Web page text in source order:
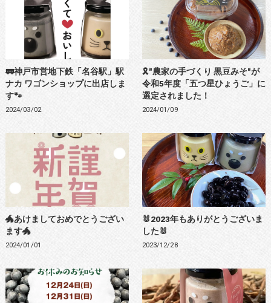
🚃神戸市営地下鉄「名谷駅」駅
ナカ ワゴンショップに出店しま
す🐾
2024/03/02
🎗️"農家の手づくり 黒豆みそ"が
令和5年度「五つ星ひょうご」に
選定されました！
2024/01/09
🐲あけましておめでとうござい
ます🐲
2024/01/01
🐰2023年もありがとうございま
した🐰
2023/12/28